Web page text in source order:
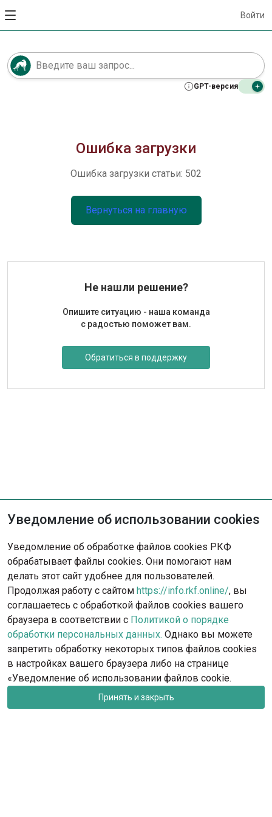
Войти
GPT-версия
Ошибка загрузки
Ошибка загрузки статьи: 502
Вернуться на главную
Не нашли решение?
Опишите ситуацию - наша команда
с радостью поможет вам.
Обратиться в поддержку
Уведомление об использовании cookies
Уведомление об обработке файлов cookies РКФ
обрабатывает файлы cookies. Они помогают нам
делать этот сайт удобнее для пользователей.
Продолжая работу с сайтом https://info.rkf.online/, вы
соглашаетесь с обработкой файлов cookies вашего
браузера в соответствии с Политикой о порядке
обработки персональных данных. Однако вы можете
запретить обработку некоторых типов файлов cookies
в настройках вашего браузера либо на странице
«Уведомление об использовании файлов cookie.
Принять и закрыть